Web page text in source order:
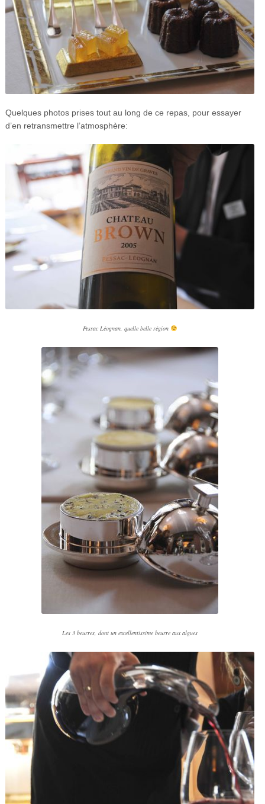
Quelques photos prises tout au long de ce repas, pour essayer
d’en retransmettre l’atmosphère:
Pessac Léognan, quelle belle région
Les 3 beurres, dont un excellentissime beurre aux algues